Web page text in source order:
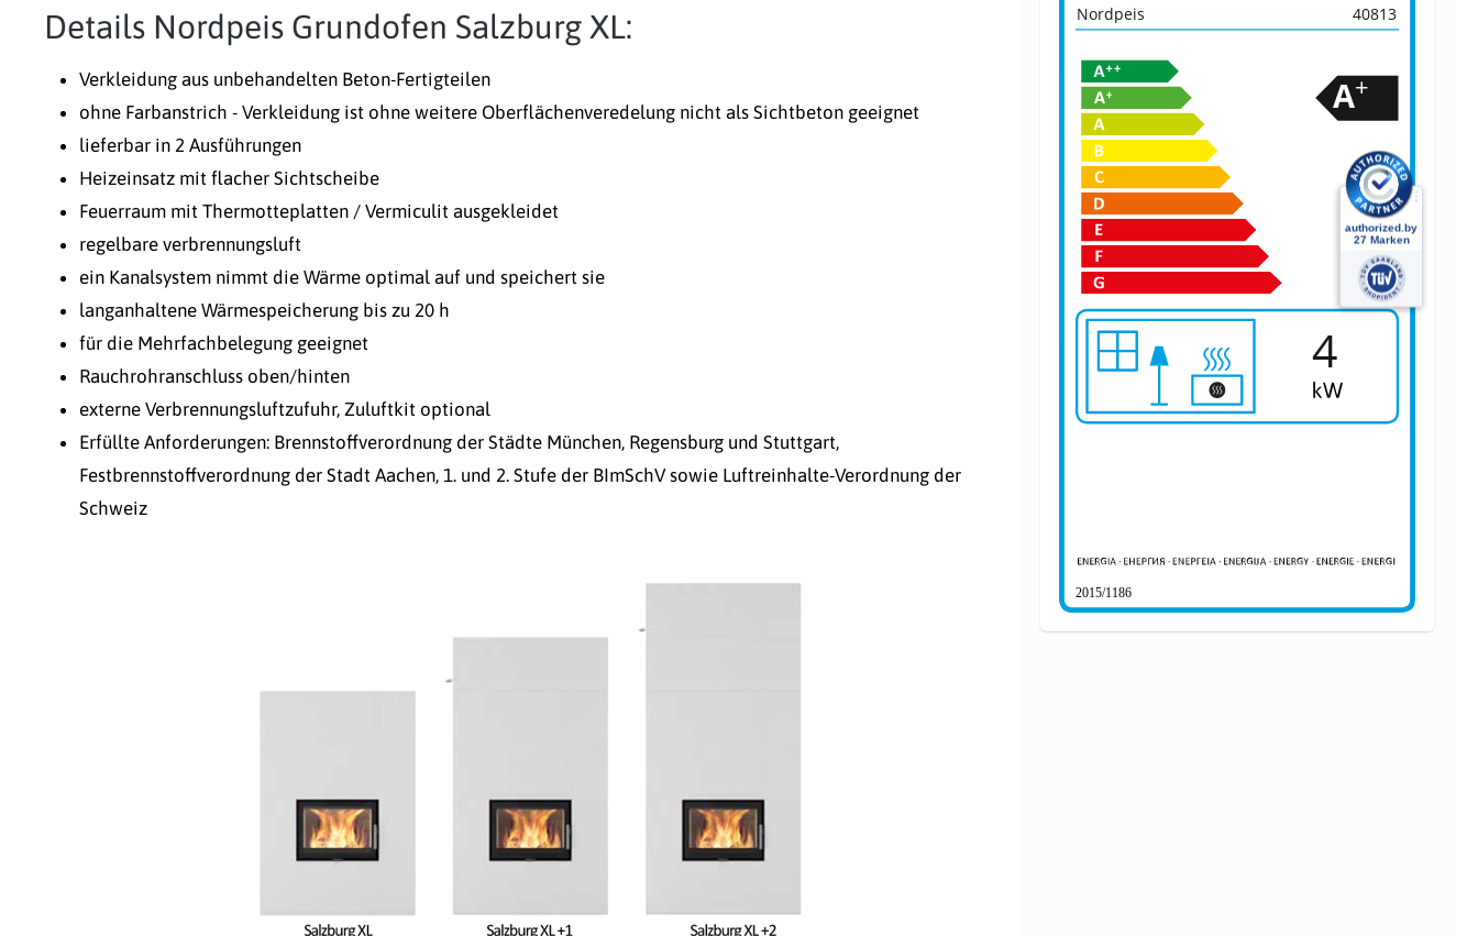
Details Nordpeis Grundofen Salzburg XL:
Verkleidung aus unbehandelten Beton-Fertigteilen
ohne Farbanstrich - Verkleidung ist ohne weitere Oberflächenveredelung nicht als Sichtbeton geeignet
lieferbar in 2 Ausführungen
Heizeinsatz mit flacher Sichtscheibe
Feuerraum mit Thermotteplatten / Vermiculit ausgekleidet
regelbare verbrennungsluft
ein Kanalsystem nimmt die Wärme optimal auf und speichert sie
langanhaltene Wärmespeicherung bis zu 20 h
für die Mehrfachbelegung geeignet
Rauchrohranschluss oben/hinten
externe Verbrennungsluftzufuhr, Zuluftkit optional
Erfüllte Anforderungen: Brennstoffverordnung der Städte München, Regensburg und Stuttgart,
Festbrennstoffverordnung der Stadt Aachen, 1. und 2. Stufe der BImSchV sowie Luftreinhalte-Verordnung der
Schweiz
Nordpeis 40813
2015/1186
4
A+